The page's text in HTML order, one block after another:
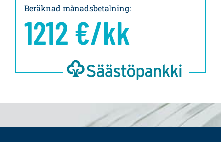
Beräknad månadsbetalning:
1212 €/kk